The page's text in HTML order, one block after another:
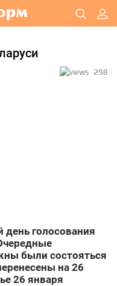
298
день голосования
были состояться
на 26
26 января